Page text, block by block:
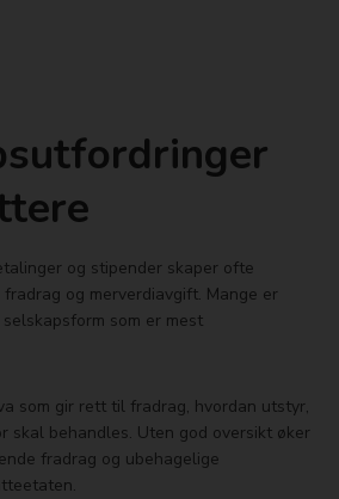
og stipender skaper ofte
og merverdiavgift. Mange er
som er mest
som gir rett til fradrag, hvordan utstyr,
skal behandles. Uten god oversikt øker
fradrag og ubehagelige